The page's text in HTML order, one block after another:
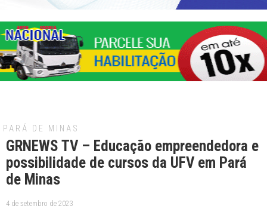
PARÁ DE MINAS
GRNEWS TV – Educação empreendedora e
possibilidade de cursos da UFV em Pará
de Minas
4 de setembro de 2023